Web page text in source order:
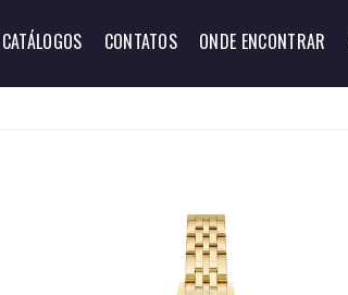
CATÁLOGOS CONTATOS ONDE ENCONTRAR